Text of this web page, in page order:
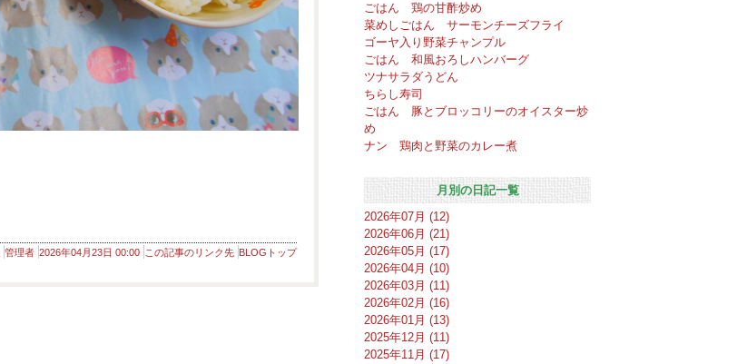
管理者 2026年04月23日 00:00 この記事のリンク先 BLOGトップ
ごはん 鶏の甘酢炒め
菜めしごはん サーモンチーズフライ
ゴーヤ入り野菜チャンプル
ごはん 和風おろしハンバーグ
ツナサラダうどん
ちらし寿司
ごはん 豚とブロッコリーのオイスター炒
め
ナン 鶏肉と野菜のカレー煮
月別の日記一覧
2026年07月 (12)
2026年06月 (21)
2026年05月 (17)
2026年04月 (10)
2026年03月 (11)
2026年02月 (16)
2026年01月 (13)
2025年12月 (11)
2025年11月 (17)